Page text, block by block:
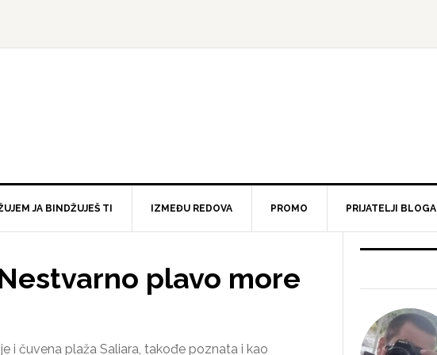
JA BINDŽUJEŠ TI IZMEĐU REDOVA PROMO PRIJATELJI BLOGA
plavo more
i čuvena plaža Saliara, takođe poznata i kao
Primary